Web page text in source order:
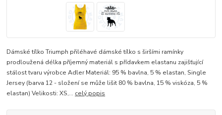
Dámské tílko Triumph přiléhavé dámské tílko s širšími ramínky
prodloužená délka příjemný materiál s přídavkem elastanu zajišťující
stálost tvaru výrobce Adler Materiál: 95 % bavlna, 5 % elastan, Single
Jersey (barva 12 - složení se může lišit 80 % bavlna, 15 % viskóza, 5 %
elastan) Velikosti: XS,... celý popis